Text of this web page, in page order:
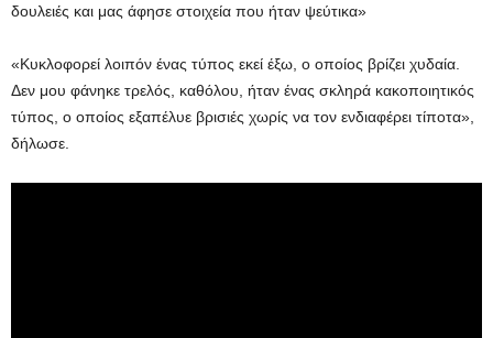
δουλειές και μας άφησε στοιχεία που ήταν ψεύτικα»
«Κυκλοφορεί λοιπόν ένας τύπος εκεί έξω, ο οποίος βρίζει χυδαία.
Δεν μου φάνηκε τρελός, καθόλου, ήταν ένας σκληρά κακοποιητικός
τύπος, ο οποίος εξαπέλυε βρισιές χωρίς να τον ενδιαφέρει τίποτα»,
δήλωσε.